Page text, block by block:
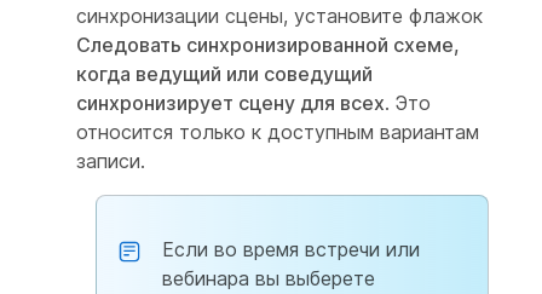
синхронизации сцены, установите флажок
Следовать синхронизированной схеме,
когда ведущий или соведущий
синхронизирует сцену для всех. Это
относится только к доступным вариантам
записи.
Если во время встречи или
вебинара вы выберете